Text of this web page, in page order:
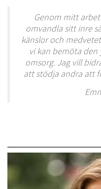
Genom mitt
omvandla sitt inre
känslor och
vi kan bemöta
omsorg. Jag vill
att stödja andra att